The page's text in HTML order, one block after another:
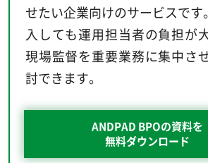
せたい企業向けのサービスです
入しても運用担当者の負担が
現場監督を重要業務に集中さ
討できます。
ANDPAD BPOの資料を
無料ダウンロード